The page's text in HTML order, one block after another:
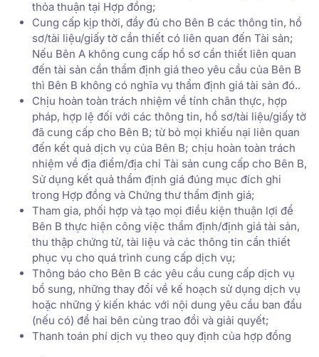
thỏa thuận tại Hợp đồng;
Cung cấp kịp thời, đầy đủ cho Bên B các thông tin, hồ
sơ/tài liệu/giấy tờ cần thiết có liên quan đến Tài sản;
Nếu Bên A không cung cấp hồ sơ cần thiết liên quan
đến tài sản cần thẩm định giá theo yêu cầu của Bên B
thì Bên B không có nghĩa vụ thẩm định giá tài sản đó..
Chịu hoàn toàn trách nhiệm về tính chân thực, hợp
pháp, hợp lệ đối với các thông tin, hồ sơ/tài liệu/giấy tờ
đã cung cấp cho Bên B; từ bỏ mọi khiếu nại liên quan
đến kết quả dịch vụ của Bên B; chịu hoàn toàn trách
nhiệm về địa điểm/địa chỉ Tài sản cung cấp cho Bên B,
Sử dụng kết quả thẩm định giá đúng mục đích ghi
trong Hợp đồng và Chứng thư thẩm định giá;
Tham gia, phối hợp và tạo mọi điều kiện thuận lợi để
Bên B thực hiện công việc thẩm định/định giá tài sản,
thu thập chứng từ, tài liệu và các thông tin cần thiết
phục vụ cho quá trình cung cấp dịch vụ;
Thông báo cho Bên B các yêu cầu cung cấp dịch vụ
bổ sung, những thay đổi về kế hoạch sử dụng dịch vụ
hoặc những ý kiến khác với nội dung yêu cầu ban đầu
(nếu có) để hai bên cùng trao đổi và giải quyết;
Thanh toán phí dịch vụ theo quy định của hợp đồng